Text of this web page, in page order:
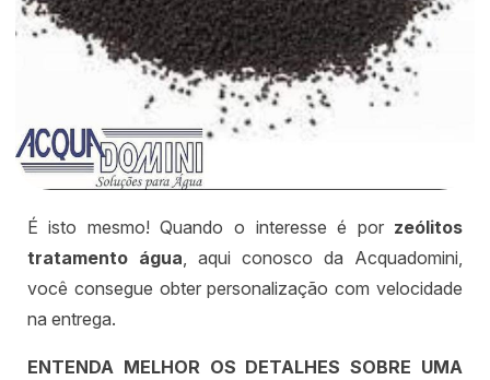
É isto mesmo! Quando o interesse é por zeólitos
tratamento água, aqui conosco da Acquadomini,
você consegue obter personalização com velocidade
na entrega.
ENTENDA MELHOR OS DETALHES SOBRE UMA